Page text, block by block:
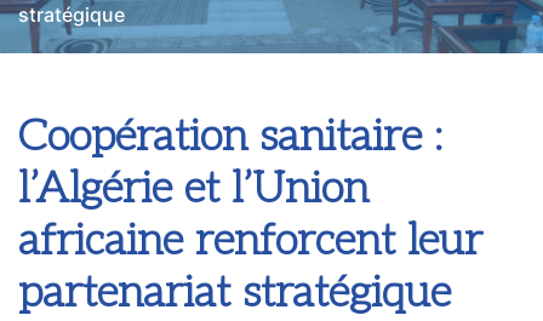
stratégique
Coopération sanitaire :
l’Algérie et l’Union
africaine renforcent leur
partenariat stratégique